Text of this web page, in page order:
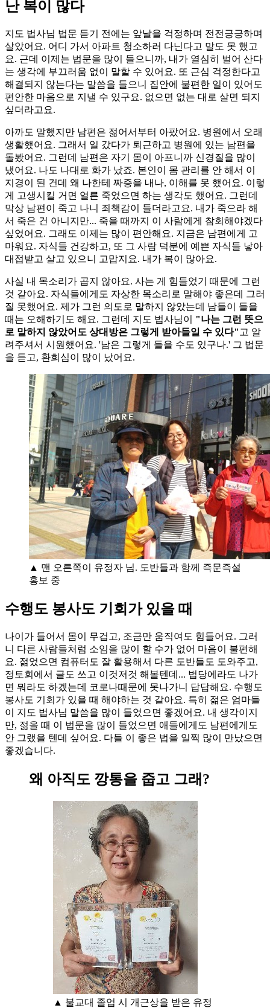
난 복이 많다
지도 법사님 법문 듣기 전에는 앞날을 걱정하며 전전긍긍하며
살았어요. 어디 가서 아파트 청소하러 다닌다고 말도 못 했고
요. 근데 이제는 법문을 많이 들으니까, 내가 열심히 벌어 산다
는 생각에 부끄러움 없이 말할 수 있어요. 또 근심 걱정한다고
해결되지 않는다는 말씀을 들으니 집안에 불편한 일이 있어도
편안한 마음으로 지낼 수 있구요. 없으면 없는 대로 살면 되지
싶더라고요.
아까도 말했지만 남편은 젊어서부터 아팠어요. 병원에서 오래
생활했어요. 그래서 일 갔다가 퇴근하고 병원에 있는 남편을
돌봤어요. 그런데 남편은 자기 몸이 아프니까 신경질을 많이
냈어요. 나도 나대로 화가 났죠. 본인이 몸 관리를 안 해서 이
지경이 된 건데 왜 나한테 짜증을 내나, 이해를 못 했어요. 이렇
게 고생시킬 거면 얼른 죽었으면 하는 생각도 했어요. 그런데
막상 남편이 죽고 나니 죄책감이 들더라고요. 내가 죽으라 해
서 죽은 건 아니지만... 죽을 때까지 이 사람에게 참회해야겠다
싶었어요. 그래도 이제는 많이 편안해요. 지금은 남편에게 고
마워요. 자식들 건강하고, 또 그 사람 덕분에 예쁜 자식들 낳아
대접받고 살고 있으니 고맙지요. 내가 복이 많아요.
사실 내 목소리가 곱지 않아요. 사는 게 힘들었기 때문에 그런
것 같아요. 자식들에게도 자상한 목소리로 말해야 좋은데 그러
질 못했어요. 제가 그런 의도로 말하지 않았는데 남들이 들을
때는 오해하기도 해요. 그런데 지도 법사님이 "나는 그런 뜻으
로 말하지 않았어도 상대방은 그렇게 받아들일 수 있다" 고 알
려주셔서 시원했어요. '남은 그렇게 들을 수도 있구나.' 그 법문
을 듣고, 환희심이 많이 났어요.
▲ 맨 오른쪽이 유정자 님. 도반들과 함께 즉문즉설
홍보 중
수행도 봉사도 기회가 있을 때
나이가 들어서 몸이 무겁고, 조금만 움직여도 힘들어요. 그러
니 다른 사람들처럼 소임을 많이 할 수가 없어 마음이 불편해
요. 젊었으면 컴퓨터도 잘 활용해서 다른 도반들도 도와주고,
정토회에서 글도 쓰고 이것저것 해볼텐데... 법당에라도 나가
면 뭐라도 하겠는데 코로나때문에 못나가니 답답해요. 수행도
봉사도 기회가 있을 때 해야하는 것 같아요. 특히 젊은 엄마들
이 지도 법사님 말씀을 많이 들었으면 좋겠어요. 내 생각이지
만, 젊을 때 이 법문을 많이 들었으면 애들에게도 남편에게도
안 그랬을 텐데 싶어요. 다들 이 좋은 법을 일찍 많이 만났으면
좋겠습니다.
왜 아직도 깡통을 줍고 그래?
▲ 불교대 졸업 시 개근상을 받은 유정